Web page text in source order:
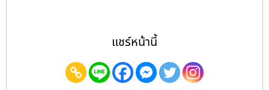
แชร์หน้านี้